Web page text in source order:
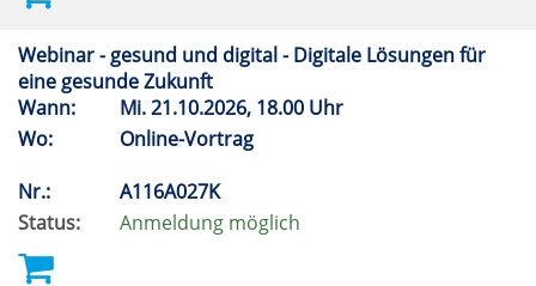
Webinar - gesund und digital - Digitale Lösungen für
eine gesunde Zukunft
Wann:
Mi.21.10.2026, 18.00 Uhr
Wo:
Online-Vortrag
Nr.:
A116A027K
Status:
Anmeldung möglich